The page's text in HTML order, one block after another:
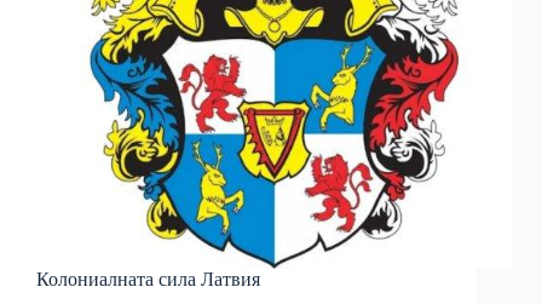
Колониалната сила Латвия